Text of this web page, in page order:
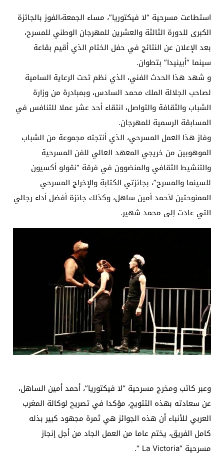
استطاعت مسرحية “لا فيكتوريا”، مساء الجمعة،الفوز بالجائزة
الكبرى للدورة الثالثة والعشرين للمهرجان الوطني للمسرح،
بعد الإعلان عن النتائج في حفل الختام الذي أقيم بقاعة
سينما “أبينيدا” بتطوان.
و شهد هذا الحدث الفني، الذي نظم تحت الرعاية السامية
لصاحب الجلالة الملك محمد السادس، وبمبادرة من وزارة
الشباب والثقافة والتواصل، انتقاء أحد عشر عملا للتنافس في
المسابقة الرسمية للمهرجان.
وفاز هذا العمل المسرحي، الذي أنتجته مجموعة من الشباب
الموهوبين من خريجي المعهد العالي للفن المسرحية
والتنشيط الثقافي والمنضوون في فرقة “نقولو أكسيون
للسينما والمسرح”، بجائزتي الكتابة والإخراج المسرحي
الممنوحتين لأحمد أمين ساهل، وكذلك جائزة أفضل أداء رجالي
التي عادت إلى محمد شهير.
وعبر كاتب ومخرج مسرحية “لا فيكتوريا”، أحمد أمين الساهل،
عن سعادته بهذه التتويج، مؤكدا في تصريح لوكالة المغرب
العربي للأنباء أن هذه الجوائز هي ثمرة مجهود كبير بذله
كامل الفريق، يختم عاما من العمل الجاد من أجل إنجاز
مسرحية “La Victoria “.